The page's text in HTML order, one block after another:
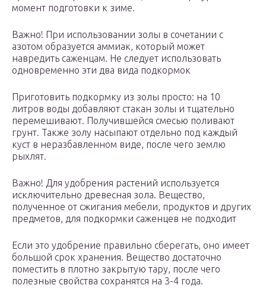
момент подготовки к зиме.
Важно! При использовании золы в сочетании с
азотом образуется аммиак, который может
навредить саженцам. Не следует использовать
одновременно эти два вида подкормок
Приготовить подкормку из золы просто: на 10
литров воды добавляют стакан золы и тщательно
перемешивают. Получившейся смесью поливают
грунт. Также золу насыпают отдельно под каждый
куст в неразбавленном виде, после чего землю
рыхлят.
Важно! Для удобрения растений используется
исключительно древесная зола. Вещество,
полученное от сжигания мебели, продуктов и других
предметов, для подкормки саженцев не подходит
Если это удобрение правильно сберегать, оно имеет
большой срок хранения. Вещество достаточно
поместить в плотно закрытую тару, после чего
полезные свойства сохранятся на 3-4 года.